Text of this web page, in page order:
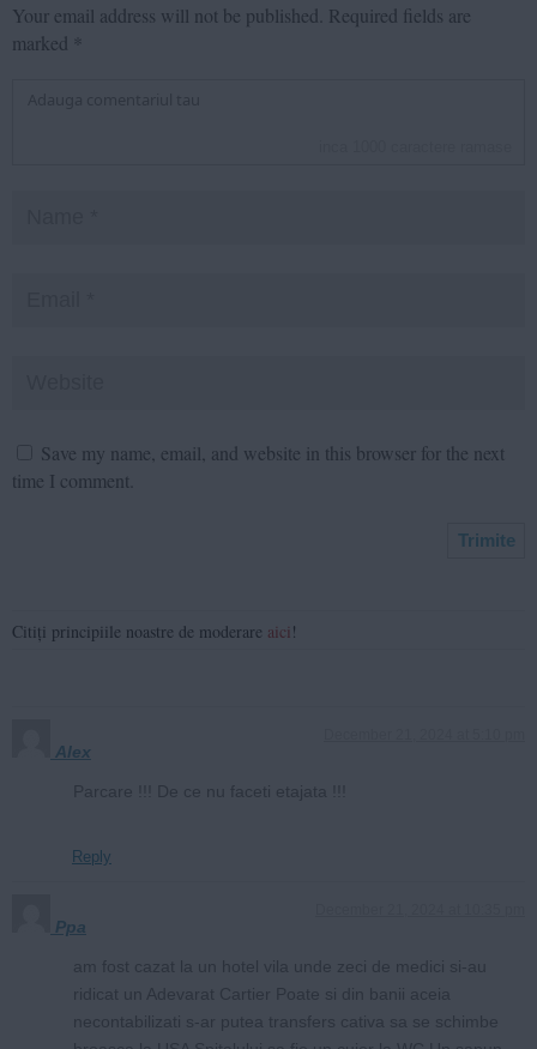
Your email address will not be published. Required fields are
marked *
Save my name, email, and website in this browser for the next
time I comment.
Citiți principiile noastre de moderare aici !
Alex
Reply
Ppa